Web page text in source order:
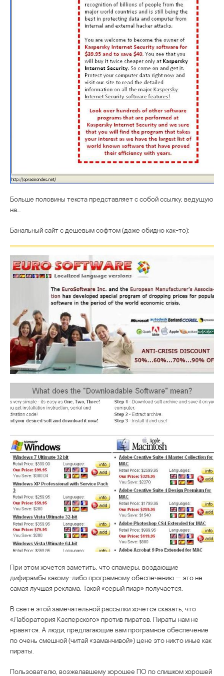
Больше половины текста представляет с собой ссылку, ведущую
на…
Банальный сайт с дешевым софтом (даже обидно как-то):
При этом хочется заметить, что спамеры, воздающие
дифирамбы какому-либо програмному обеспечению — это не
самая лучшая реклама. Такой «серый пиар» получается.
В свете этой замечательной рассылки хочется сказать, что
«Лаборатория Касперского» против пиратов. Пираты нам не
нравятся. А люди, предлагающие вам програмное обеспечение
по очень смешной (читай «заманчивой») цене это никто иные как
пираты.
Пользователю, возжелавшему хорошее ПО по слишком хорошей